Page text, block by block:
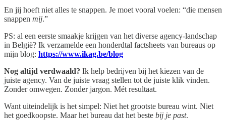
En jij hoeft niet alles te snappen. Je moet vooral voelen: “die mensen
snappen mij.”
PS: al een eerste smaakje krijgen van het diverse agency-landschap
in België? Ik verzamelde een honderdtal factsheets van bureaus op
mijn blog: https://www.ikag.be/blog
Nog altijd verdwaald? Ik help bedrijven bij het kiezen van de
juiste agency. Van de juiste vraag stellen tot de juiste klik vinden.
Zonder omwegen. Zonder jargon. Mét resultaat.
Want uiteindelijk is het simpel: Niet het grootste bureau wint. Niet
het goedkoopste. Maar het bureau dat het beste bij je past.